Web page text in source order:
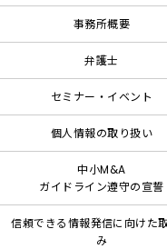
事務所概要
弁護士
セミナー・イベント
個人情報の取り扱い
中小M&A
ガイドライン遵守の宣誓
信頼できる情報発信に向けた
み